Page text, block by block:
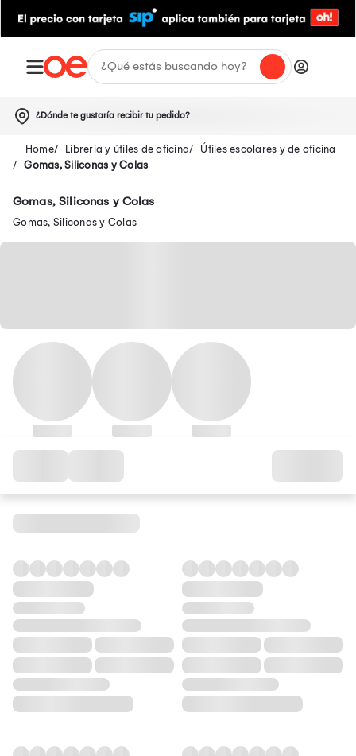
¿Dónde te gustaría recibir tu pedido?
Libreria y útiles de oficina
Útiles escolares y de oficina
Gomas, Siliconas y Colas
Gomas, Siliconas y Colas
Gomas, Siliconas y Colas